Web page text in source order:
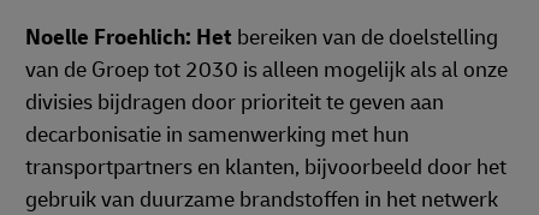
Noelle Froehlich: Het bereiken van de doelstelling
van de Groep tot 2030 is alleen mogelijk als al onze
divisies bijdragen door prioriteit te geven aan
decarbonisatie in samenwerking met hun
transportpartners en klanten, bijvoorbeeld door het
gebruik van duurzame brandstoffen in het netwerk